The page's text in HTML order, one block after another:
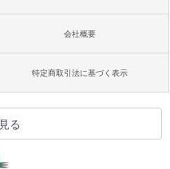
会社概要
特定商取引法に基づく表示
る